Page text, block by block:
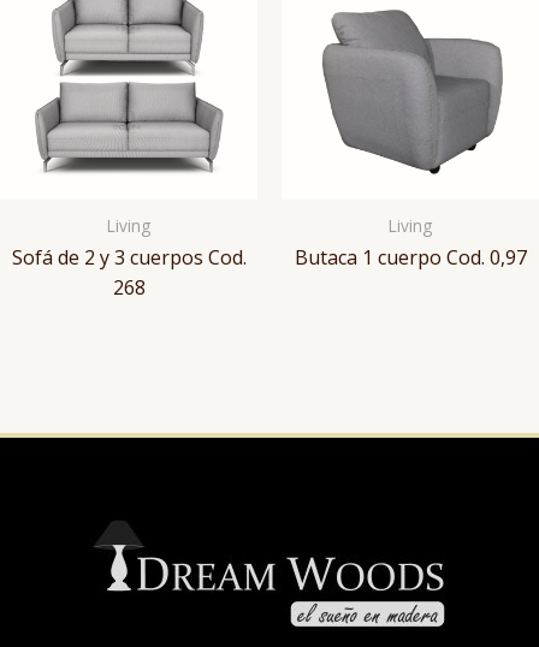
Living
Sofá de 2 y 3 cuerpos Cod.
268
Living
Butaca 1 cuerpo Cod. 0,97